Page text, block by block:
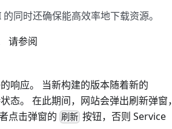
同时还确保能高效率地下载资源。
请参阅
响应。 当新构建的版本随着新的
。 在此期间，网站会弹出刷新弹窗，
点击弹窗的 刷新 按钮，否则 Service